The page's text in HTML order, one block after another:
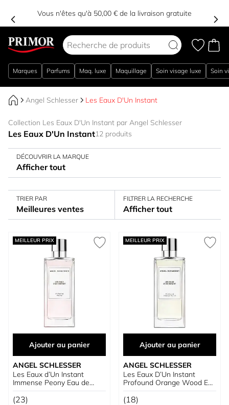
Vous n'êtes qu'à 50,00 € de la livraison gratuite
Marques Parfums Maq. luxe Maquillage Soin visage luxe Soin
Angel Schlesser Les Eaux D'Un Instant
Collection Les Eaux D'Un Instant par Angel Schlesser
Les Eaux D'Un Instant12 produits
DÉCOUVRIR LA MARQUE
Afficher tout
TRIER PAR
Meilleures ventes
FILTRER LA RECHERCHE
Afficher tout
MEILLEUR PRIX
Ajouter au panier
ANGEL SCHLESSER
Les Eaux d’Un Instant
Immense Peony Eau de
Toilette
(23)
MEILLEUR PRIX
Ajouter au panier
ANGEL SCHLESSER
Les Eaux D’Un Instant
Profound Orange Wood Eau
de Toilette
(18)